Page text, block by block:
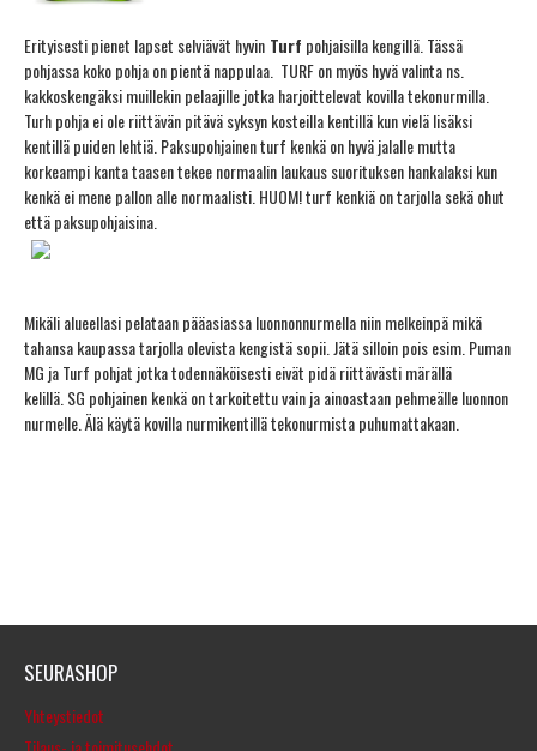
Erityisesti pienet lapset selviävät hyvin Turf pohjaisilla kengillä. Tässä
pohjassa koko pohja on pientä nappulaa. TURF on myös hyvä valinta ns.
kakkoskengäksi muillekin pelaajille jotka harjoittelevat kovilla tekonurmilla.
Turh pohja ei ole riittävän pitävä syksyn kosteilla kentillä kun vielä lisäksi
kentillä puiden lehtiä. Paksupohjainen turf kenkä on hyvä jalalle mutta
korkeampi kanta taasen tekee normaalin laukaus suorituksen hankalaksi kun
kenkä ei mene pallon alle normaalisti. HUOM! turf kenkiä on tarjolla sekä ohut
että paksupohjaisina.
Mikäli alueellasi pelataan pääasiassa luonnonnurmella niin melkeinpä mikä
tahansa kaupassa tarjolla olevista kengistä sopii. Jätä silloin pois esim. Puman
MG ja Turf pohjat jotka todennäköisesti eivät pidä riittävästi märällä
kelillä. SG pohjainen kenkä on tarkoitettu vain ja ainoastaan pehmeälle luonnon
nurmelle. Älä käytä kovilla nurmikentillä tekonurmista puhumattakaan.
SEURASHOP
Yhteystiedot